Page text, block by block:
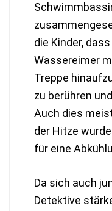
die Kinder,
Wassereimer
Treppe
zu berühren
Auch dies
der Hitze
für eine
Da sich auch
Detektive